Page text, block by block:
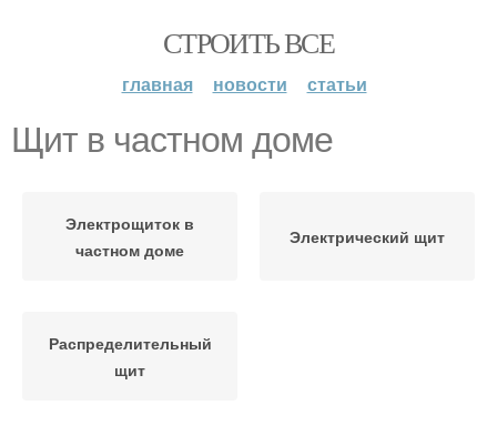
СТРОИТЬ ВСЕ
главная новости статьи
Щит в частном доме
Электрощиток в
частном доме
Электрический щит
Распределительный
щит